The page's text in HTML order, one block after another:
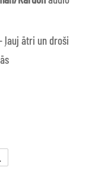
ļauj ātri un droši